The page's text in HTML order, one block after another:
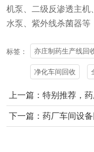
机泵、二级反渗透主
水泵、紫外线杀菌器等
标签： 亦庄制药生产线回
净化车间回收
上一篇：特别推荐，
下一篇：药厂车间设